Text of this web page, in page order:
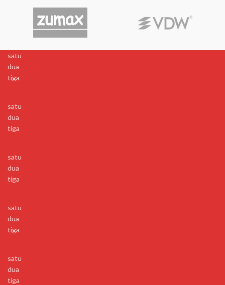
satu
dua
tiga
satu
dua
tiga
satu
dua
tiga
satu
dua
tiga
satu
dua
tiga